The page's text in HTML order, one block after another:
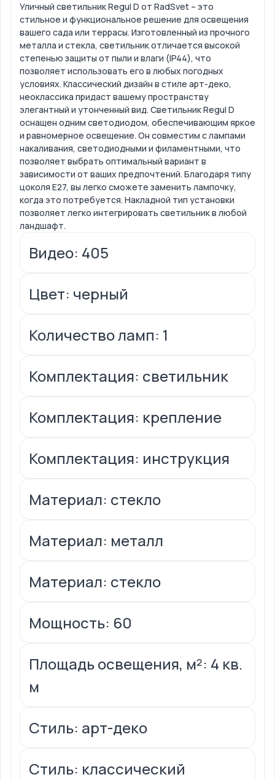
Уличный светильник Regul D от RadSvet – это
стильное и функциональное решение для освещения
вашего сада или террасы. Изготовленный из прочного
металла и стекла, светильник отличается высокой
степенью защиты от пыли и влаги (IP44), что
позволяет использовать его в любых погодных
условиях. Классический дизайн в стиле арт-деко,
неоклассика придаст вашему пространству
элегантный и утонченный вид. Светильник Regul D
оснащен одним светодиодом, обеспечивающим яркое
и равномерное освещение. Он совместим с лампами
накаливания, светодиодными и филаментными, что
позволяет выбрать оптимальный вариант в
зависимости от ваших предпочтений. Благодаря типу
цоколя E27, вы легко сможете заменить лампочку,
когда это потребуется. Накладной тип установки
позволяет легко интегрировать светильник в любой
ландшафт.
Видео: 405
Цвет: черный
Количество ламп: 1
Комплектация: светильник
Комплектация: крепление
Комплектация: инструкция
Материал: стекло
Материал: металл
Материал: стекло
Мощность: 60
Площадь освещения, м²: 4 кв.
м
Стиль: арт-деко
Стиль: классический